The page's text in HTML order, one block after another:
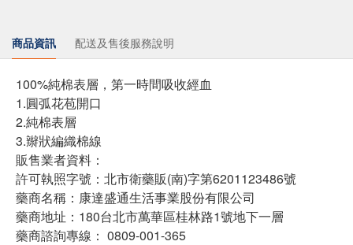
商品資訊 配送及售後服務說明
100%純棉表層，第一時間吸收經血
1.圓弧花苞開口
2.純棉表層
3.辮狀編織棉線
販售業者資料：
許可執照字號：北市衛藥販(南)字第6201123486號
藥商名稱：康達盛通生活事業股份有限公司
藥商地址：180台北市萬華區桂林路1號地下一層
藥商諮詢專線： 0809-001-365